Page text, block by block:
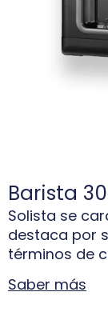
Barista
Solista se
destaca por
términos de
Saber más